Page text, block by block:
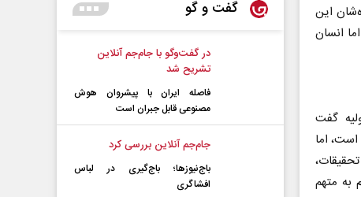
این
انسان
‌گفت
اما
متهم
در گفت‌و‌گو با جام‌جم آنلاین
تشریح شد
فاصله ایران با پیشرو‌ان هوش
مصنوعی قابل جبران است
جام‌جم آنلاین بررسی کرد
باج‌نیوزها؛ باج‌گیری در لباس